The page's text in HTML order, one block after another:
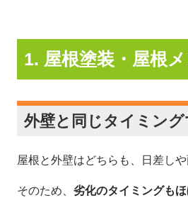
1. 屋根塗装・屋根
外壁と同じタイミン
屋根と外壁はどちらも、日差し
そのため、 劣化のタイミングも